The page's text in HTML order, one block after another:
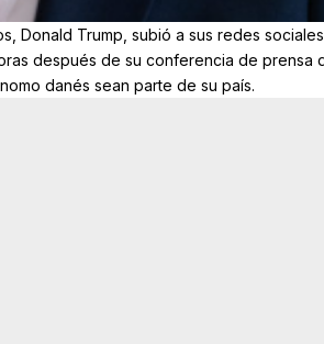
Donald Trump, subió a sus redes
después de su conferencia de prensa
danés sean parte de su país.